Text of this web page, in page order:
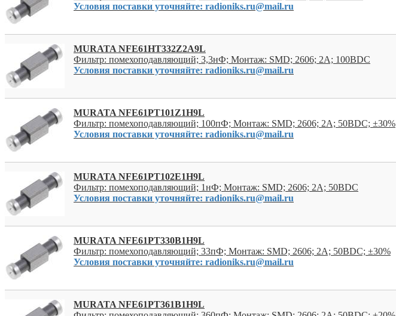
Условия поставки уточняйте: radioniks.ru@mail.ru
MURATA NFE61HT332Z2A9L
Фильтр: помехоподавляющий; 3,3нФ; Монтаж: SMD; 2606; 2А; 100ВDC
Условия поставки уточняйте: radioniks.ru@mail.ru
MURATA NFE61PT101Z1H9L
Фильтр: помехоподавляющий; 100пФ; Монтаж: SMD; 2606; 2А; 50ВDC; ±30%
Условия поставки уточняйте: radioniks.ru@mail.ru
MURATA NFE61PT102E1H9L
Фильтр: помехоподавляющий; 1нФ; Монтаж: SMD; 2606; 2А; 50ВDC
Условия поставки уточняйте: radioniks.ru@mail.ru
MURATA NFE61PT330B1H9L
Фильтр: помехоподавляющий; 33пФ; Монтаж: SMD; 2606; 2А; 50ВDC; ±30%
Условия поставки уточняйте: radioniks.ru@mail.ru
MURATA NFE61PT361B1H9L